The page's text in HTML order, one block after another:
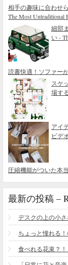
相手の趣味に合わせ
The Most Untraditional
細部
い -
読書快適！ソファー
スケ
場す
アイ
ビデ
圧縮機能がついた本
最新の投稿 –
デスクの上の小
ちょっと憧れる
食べれる花束？